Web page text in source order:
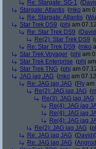
Re: Stargate: SG-1 (
Stargate: Atlantis (mko am
Re: Stargate: Atlantis (
Star Trek DS9 (phj am
Re: Star Trek DS9 (
Re(2): Star Trek DS9 (
Re: Star Trek DS9 (mko
Star Trek Voyager (phj am
Star Trek Enterprise (phj
Star Trek TNG (phj am
JAG jag JAG (mko am
Re: JAG jag JAG (Fly am
Re(2): JAG jag JAG (
Re(3): JAG jag JAG
Re(4): JAG jag
Re(4): JAG jag
Re(4): JAG jag
Re(2): JAG jag JAG (
Re: JAG jag JAG (
Re: JAG jag JAG (Angrod